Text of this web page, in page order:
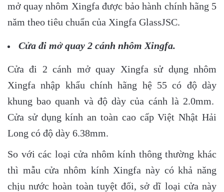
mở quay nhôm Xingfa được bảo hành chính hãng 5
năm theo tiêu chuẩn của Xingfa GlassJSC.
Cửa đi mở quay 2 cánh nhôm Xingfa.
Cửa đi 2 cánh mở quay Xingfa sử dụng nhôm
Xingfa nhập khẩu chính hãng hệ 55 có độ dày
khung bao quanh và độ dày của cánh là 2.0mm.
Cửa sử dụng kính an toàn cao cấp Việt Nhật Hải
Long có độ dày 6.38mm.
So với các loại cửa nhôm kính thông thường khác
thì mẫu cửa nhôm kính Xingfa này có khả năng
chịu nước hoàn toàn tuyệt đối, sở dĩ loại cửa này